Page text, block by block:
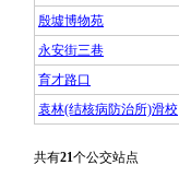
殷墟博物苑
永安街三巷
育才路口
袁林(结核病防治所)滑校
共有21个公交站点